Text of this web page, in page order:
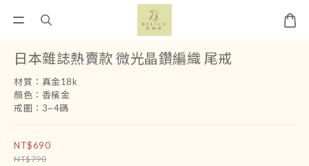
日本雜誌熱賣款 微光晶鑽編織 尾戒
材質：真金18k
顏色：香檳金
戒圍：3~4碼
NT$690
NT$790